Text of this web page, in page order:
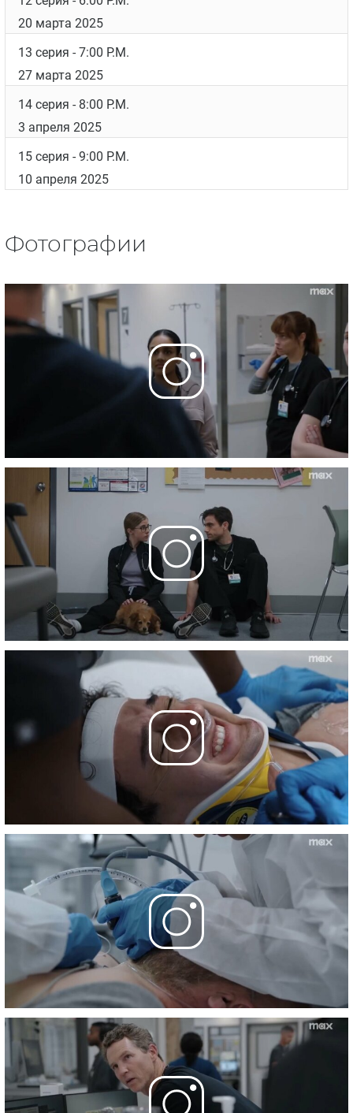
13 февраля 2025
8 серия
- 2:00 P.M.
20 февраля 2025
9 серия
- 3:00 P.M.
27 февраля 2025
10 серия
- 4:00 P.M.
6 марта 2025
12 серия - 6:00 P.M.
13 серия- 7:00 P.M.
27 марта 2025
- 8:00 P.M.
Фотографии